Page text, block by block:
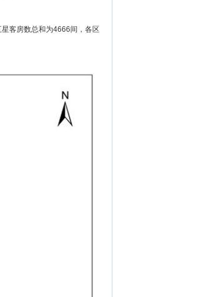
客房数总和为4666间，各区